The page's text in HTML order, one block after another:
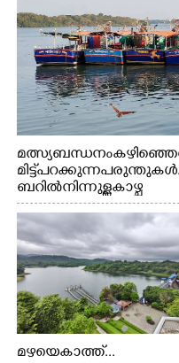
മത്സ്യബന്ധനം
മിട്ട് പറക്കുന്ന
ബറിൽ നിന്നുള്ള കാഴ്ച
മഴയെകാത്ത്...